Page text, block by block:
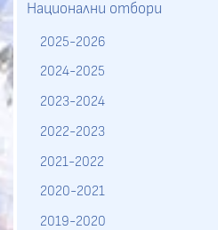
Национални отбори
2025-2026
2024-2025
2023-2024
2022-2023
2021-2022
2020-2021
2019-2020